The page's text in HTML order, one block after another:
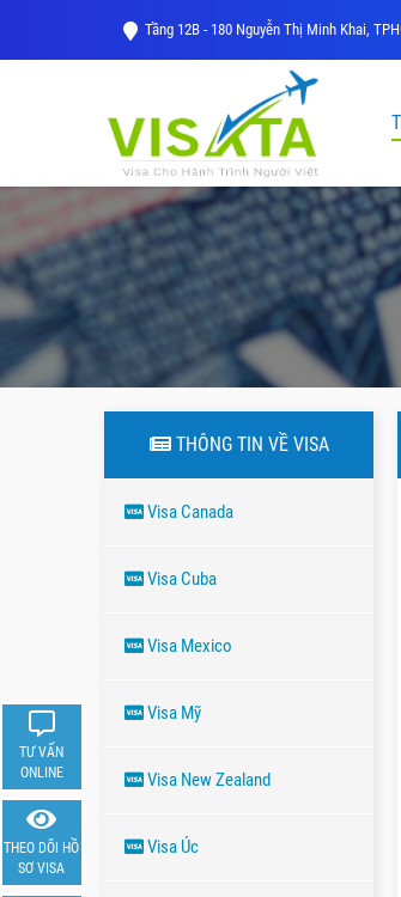
Tầng 12B - 180 Nguyễn Thị Minh Khai,
THÔNG TIN VỀ VISA
Visa Canada
Visa Cuba
Visa Mexico
Visa Mỹ
Visa New Zealand
Visa Úc
TƯ VẤN
ONLINE
THEO DÕI HỒ
SƠ VISA